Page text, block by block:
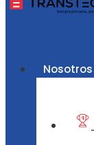
Nosotros